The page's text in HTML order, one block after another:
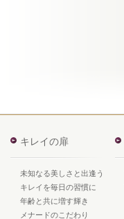
キレイの扉
未知なる美しさと出逢う
キレイを毎日の習慣に
年齢と共に増す輝き
メナードのこだわり